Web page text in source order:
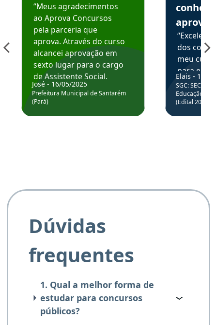
“Meus agradecimentos
ao Aprova Concursos
pela parceria que
aprova. Através do curso
alcancei aprovação em
sexto lugar para o cargo
de Assistente Social.
Hoje estou atuando na
Prefeitura de Santarém.
José - 16/05/2025
Prefeitura Municipal de Santarém
(Pará)
aprova
dos
meu
para
colocar
através
de
Elais - 15/
SGC: SEC BA
Educação
(Edital
Dúvidas
frequentes
1. Qual a melhor forma de
estudar para concursos
públicos?